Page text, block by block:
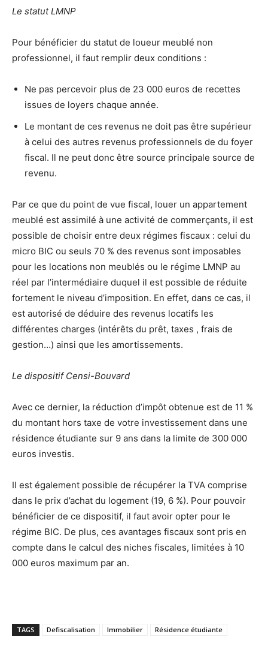
Le statut LMNP
Pour bénéficier du statut de loueur meublé non
professionnel, il faut remplir deux conditions :
Ne pas percevoir plus de 23 000 euros de recettes
issues de loyers chaque année.
Le montant de ces revenus ne doit pas être supérieur
à celui des autres revenus professionnels de du foyer
fiscal. Il ne peut donc être source principale source de
revenu.
Par ce que du point de vue fiscal, louer un appartement
meublé est assimilé à une activité de commerçants, il est
possible de choisir entre deux régimes fiscaux : celui du
micro BIC ou seuls 70 % des revenus sont imposables
pour les locations non meublés ou le régime LMNP au
réel par l’intermédiaire duquel il est possible de réduite
fortement le niveau d’imposition. En effet, dans ce cas, il
est autorisé de déduire des revenus locatifs les
différentes charges (intérêts du prêt, taxes , frais de
gestion…) ainsi que les amortissements.
Le dispositif Censi-Bouvard
Avec ce dernier, la réduction d’impôt obtenue est de 11 %
du montant hors taxe de votre investissement dans une
résidence étudiante sur 9 ans dans la limite de 300 000
euros investis.
Il est également possible de récupérer la TVA comprise
dans le prix d’achat du logement (19, 6 %). Pour pouvoir
bénéficier de ce dispositif, il faut avoir opter pour le
régime BIC. De plus, ces avantages fiscaux sont pris en
compte dans le calcul des niches fiscales, limitées à 10
000 euros maximum par an.
TAGS Defiscalisation Immobilier Résidence étudiante